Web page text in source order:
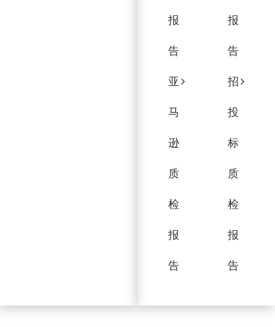
报
告
报
告
亚
马
逊
质
检
报
告
招
投
标
质
检
报
告